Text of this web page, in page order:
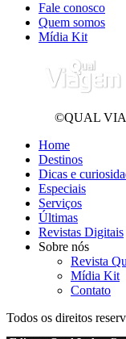
Fale conosco
Quem somos
Mídia Kit
©QUAL
Home
Destinos
Dicas e
Especiais
Serviços
Últimas
Revistas Digitais
Sobre nós
Revista
Mídia Kit
Contato
Todos os direitos